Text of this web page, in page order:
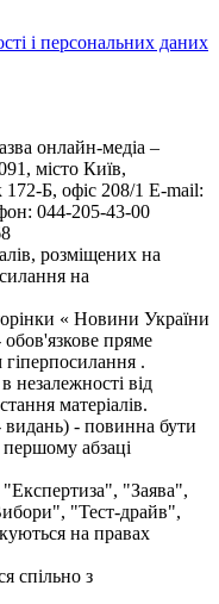
і персональних даних
онлайн-медіа –
місто Київ,
Б, офіс 208/1 E-mail:
044-205-43-00
розміщених на
на
« Новини України
обов'язкове пряме
.
незалежності від
матеріалів.
видань) - повинна бути
абзаці
"Заява",
"Тест-драйв",
на правах
спільно з